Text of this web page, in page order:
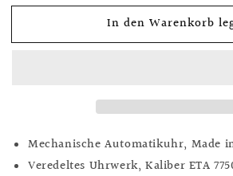
Menge
Störtebeker
35302
Menge
für
Störtebeker
35302
In den Warenkorb
Mechanische Automatikuhr, Made
Veredeltes Uhrwerk, Kaliber ETA